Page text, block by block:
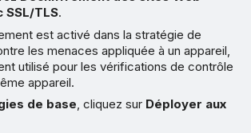
SSL/TLS.
est activé dans la stratégie de
les menaces appliquée à un appareil,
utilisé pour les vérifications de contrôle
appareil.
de base, cliquez sur Déployer aux